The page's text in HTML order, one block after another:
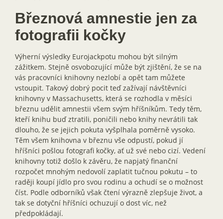
Březnová amnestie jen za
fotografii kočky
Výherní výsledky Eurojackpotu mohou být silným
zážitkem. Stejně osvobozující může být zjištění, že se na
vás pracovníci knihovny nezlobí a opět tam můžete
vstoupit. Takový dobrý pocit teď zažívají návštěvníci
knihovny v Massachusetts, která se rozhodla v měsíci
březnu udělit amnestii všem svým hříšníkům. Tedy těm,
kteří knihu buď ztratili, poničili nebo knihy nevrátili tak
dlouho, že se jejich pokuta vyšplhala poměrně vysoko.
Těm všem knihovna v březnu vše odpustí, pokud jí
hříšníci pošlou fotografi kočky, ať už své nebo cizí. Vedení
knihovny totiž došlo k závěru, že napjatý finanční
rozpočet mnohým nedovolí zaplatit tučnou pokutu – to
raději koupí jídlo pro svou rodinu a ochudí se o možnost
číst. Podle odborníků však čtení výrazně zlepšuje život, a
tak se dotyční hříšníci ochuzují o dost víc, než
předpokládají.